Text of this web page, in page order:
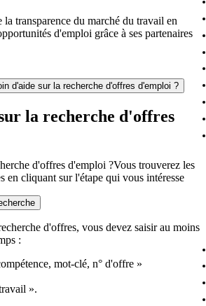
transparence du marché du travail en
d'emploi grâce à ses partenaires
d'aide sur la recherche d'offres d'emploi ?
la recherche d'offres
d'offres d'emploi ?Vous trouverez les
en cliquant sur l'étape qui vous intéresse
d'offres, vous devez saisir au moins
:
mot-clé, n° d'offre »
».